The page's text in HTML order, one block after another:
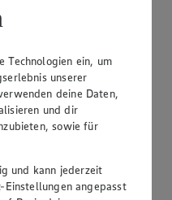
Technologien ein, um
unserer
deine Daten,
und dir
sowie für
und kann jederzeit
angepasst